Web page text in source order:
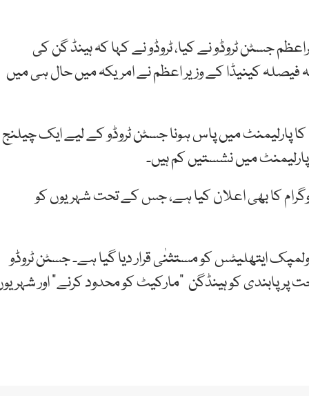
جسٹن ٹروڈو نے کیا، ٹروڈو نے کہا کہ ہینڈ گن کی
فیصلہ کینیڈا کے وزیر اعظم نے امریکہ میں حال ہی میں
پارلیمنٹ میں پاس ہونا جسٹن ٹروڈو کے لیے ایک چیلنج
میں نشستیں کم ہیں۔
کا بھی اعلان کیا ہے، جس کے تحت شہریوں کو
ایتھلیٹس کو مستثنٰی قرار دیا گیا ہے۔ جسٹن ٹروڈو
پر پابندی کو ہینڈگن “مارکیٹ کو محدود کرنے” اور